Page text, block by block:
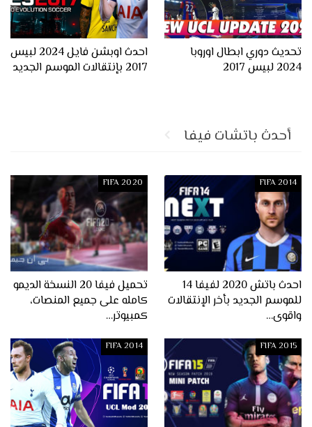
تحديث دوري ابطال اوروبا
2024 لبيس 2017
احدث اوبشن فايل 2024 لبيس
2017 بإنتقالات الموسم الجديد
أحدث باتشات فيفا
FIFA 2014
احدث باتش 2020 لفيفا 14
للموسم الجديد بأخر الإنتقالات
واقوى…
FIFA 2020
تحميل فيفا 20 النسخة الديمو
كامله على جميع المنصات،
كمبيوتر…
FIFA 2015
FIFA 2014